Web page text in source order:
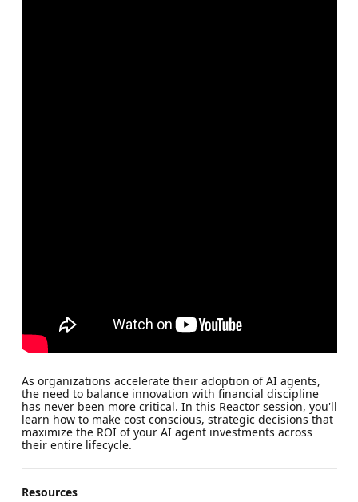
As organizations accelerate their adoption of AI agents,
the need to balance innovation with financial discipline
has never been more critical. In this Reactor session, you'll
learn how to make cost conscious, strategic decisions that
maximize the ROI of your AI agent investments across
their entire lifecycle.
Resources